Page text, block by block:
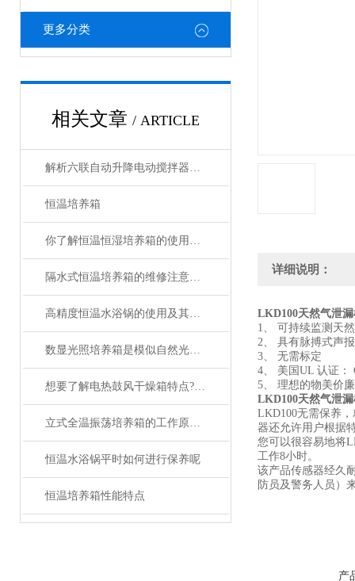
更多分类
相关文章 / ARTICLE
解析六联自动升降电动搅拌器的使用说明
恒温培养箱
你了解恒温恒湿培养箱的使用注意事项吗
隔水式恒温培养箱的维修注意事项分享
高精度恒温水浴锅的使用及其保养方法介绍
数显光照培养箱是模似自然光的恒温设备
想要了解电热鼓风干燥箱特点?请看这里。
立式全温振荡培养箱的工作原理与功能解析
恒温水浴锅平时如何进行保养呢
恒温培养箱性能特点
详细说明：
LKD100天然气泄
1、
可持续监测天
2、 具有脉搏式声
3、 无需标定
4、 美国UL 认证：
5、 理想的物美价
LKD100天然气泄
LKD100无需保养
器还允许用户根据
您可以很容易地将
工作8小时。
该产品传感器经久
防员及警务人员）
产